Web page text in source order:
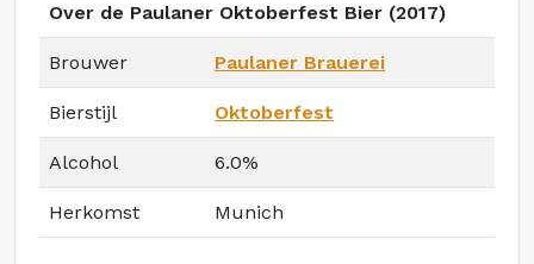
Over de Paulaner Oktoberfest Bier (2017)
Brouwer Paulaner Brauerei
Bierstijl Oktoberfest
Alcohol 6.0%
Herkomst Munich